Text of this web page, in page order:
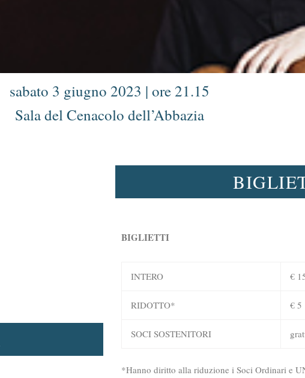
sabato 3 giugno 2023 | ore 21.15
Sala del Cenacolo dell’Abbazia
BIGLIETTI
INTERO €
RIDOTTO* € 5
SOCI SOSTENITORI
*Hanno diritto alla riduzione i Soci Ordinari e